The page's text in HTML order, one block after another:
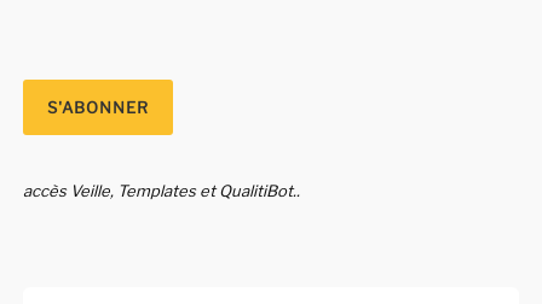
accès Veille, Templates et QualitiBot..